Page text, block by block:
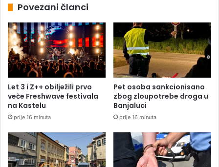
Povezani članci
Let 3 i Z++ obilježili prvo
veče Freshwave festivala
na Kastelu
prije 16 minuta
Pet osoba sankcionisano
zbog zloupotrebe droga u
Banjaluci
prije 16 minuta